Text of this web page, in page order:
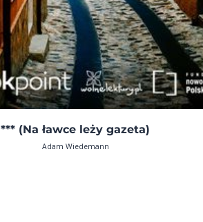
*** (Na ławce leży gazeta)
Adam Wiedemann